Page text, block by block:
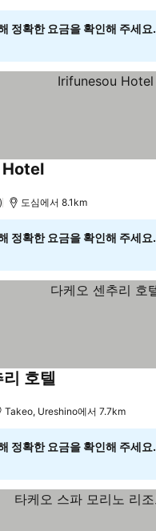
정확한 요금을 확인해 주세요.
도심에서 8.1km
정확한 요금을 확인해 주세요.
호텔
Takeo, Ureshino에서 7.7km
정확한 요금을 확인해 주세요.